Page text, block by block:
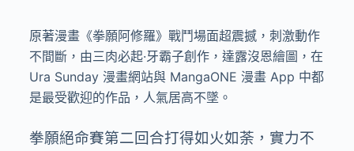
原著漫畫《拳願阿修羅》戰鬥場面超震撼，刺激動作
不間斷，由三肉必起·牙霸子創作，達露沒恩繪圖，在
Ura Sunday 漫畫網站與 MangaONE 漫畫 App 中都
是最受歡迎的作品，人氣居高不墜。
拳願絕命賽第二回合打得如火如荼，實力不